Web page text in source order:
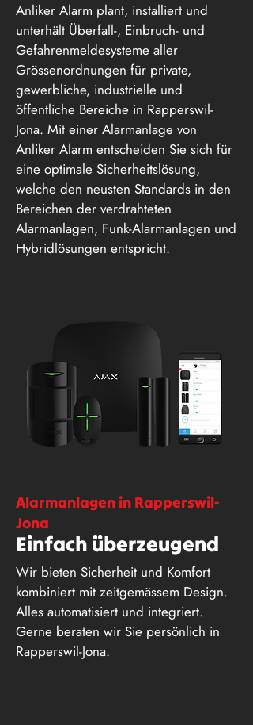
Anliker Alarm plant, installiert und
unterhält Überfall-, Einbruch- und
Gefahrenmeldesysteme aller
Grössenordnungen für private,
gewerbliche, industrielle und
öffentliche Bereiche in Rapperswil-
Jona. Mit einer Alarmanlage von
Anliker Alarm entscheiden Sie sich für
eine optimale Sicherheitslösung,
welche den neusten Standards in den
Bereichen der verdrahteten
Alarmanlagen, Funk-Alarmanlagen und
Hybridlösungen entspricht.
Alarmanlagen in Rapperswil-
Jona
Einfach überzeugend
Wir bieten Sicherheit und Komfort
kombiniert mit zeitgemässem Design.
Alles automatisiert und integriert.
Gerne beraten wir Sie persönlich in
Rapperswil-Jona.